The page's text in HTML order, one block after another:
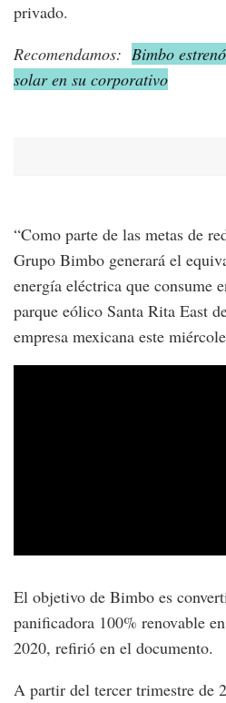
privado.
Recomendamos: Bimbo
solar en su corporativo
“Como parte de las metas de
Grupo Bimbo generará el
energía eléctrica que consume
parque eólico Santa Rita East
empresa mexicana este
El objetivo de Bimbo es
panificadora 100% renovable
2020, refirió en el documento.
A partir del tercer trimestre de